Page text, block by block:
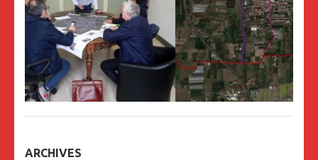
ARCHIVES